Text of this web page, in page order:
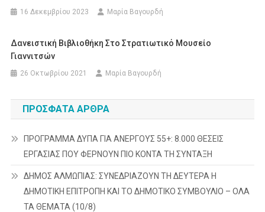
16 Δεκεμβρίου 2023 Μαρία Βαγουρδή
Δανειστική Βιβλιοθήκη Στο Στρατιωτικό Μουσείο
Γιαννιτσών
26 Οκτωβρίου 2021 Μαρία Βαγουρδή
ΠΡΌΣΦΑΤΑ ΆΡΘΡΑ
ΠΡΟΓΡΑΜΜΑ ΔΥΠΑ ΓΙΑ ΑΝΕΡΓΟΥΣ 55+: 8.000 ΘΕΣΕΙΣ
ΕΡΓΑΣΙΑΣ ΠΟΥ ΦΕΡΝΟΥΝ ΠΙΟ ΚΟΝΤΑ ΤΗ ΣΥΝΤΑΞΗ
ΔΗΜΟΣ ΑΛΜΩΠΙΑΣ: ΣΥΝΕΔΡΙΑΖΟΥΝ ΤΗ ΔΕΥΤΕΡΑ H
ΔΗΜΟΤΙΚΗ ΕΠΙΤΡΟΠΗ ΚΑΙ ΤΟ ΔΗΜΟΤΙΚΟ ΣΥΜΒΟΥΛΙΟ – ΟΛΑ
ΤΑ ΘΕΜΑΤΑ (10/8)